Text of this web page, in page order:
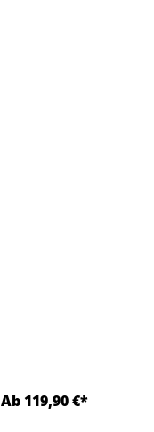
Ab 119,90 €*